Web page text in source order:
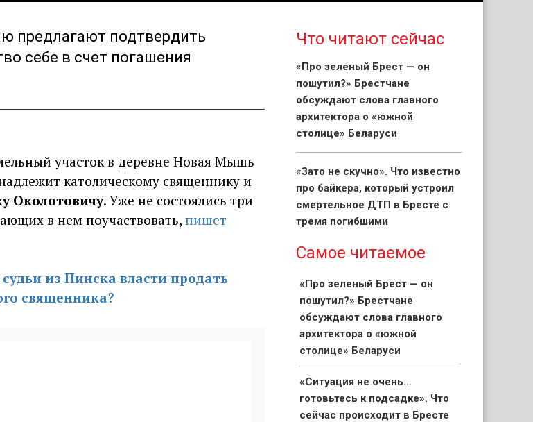
предлагают подтвердить
себе в счет погашения
участок в деревне Новая Мышь
католическому священнику и
Околотовичу. Уже не состоялись три
в нем поучаствовать,пишет
из Пинска власти продать
священника?
Что читают сейчас
«Про зеленый Брест — он
пошутил?» Брестчане
обсуждают слова главного
архитектора о «южной
столице» Беларуси
«Зато не скучно». Что известно
про байкера, который устроил
смертельное ДТП в Бресте с
тремя погибшими
Самое читаемое
«Про зеленый Брест — он
пошутил?» Брестчане
обсуждают слова главного
архитектора о «южной
столице» Беларуси
«Ситуация не очень…
готовьтесь к подсадке». Что
сейчас происходит в Бресте